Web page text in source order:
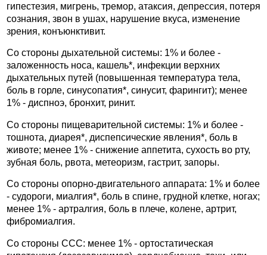
гипестезия, мигрень, тремор, атаксия, депрессия, потеря
сознания, звон в ушах, нарушение вкуса, изменение
зрения, конъюнктивит.
Со стороны дыхательной системы: 1% и более -
заложенность носа, кашель*, инфекции верхних
дыхательных путей (повышенная температура тела,
боль в горле, синусопатия*, синусит, фарингит); менее
1% - диспноэ, бронхит, ринит.
Со стороны пищеварительной системы: 1% и более -
тошнота, диарея*, диспепсические явления*, боль в
животе; менее 1% - снижение аппетита, сухость во рту,
зубная боль, рвота, метеоризм, гастрит, запоры.
Со стороны опорно-двигательного аппарата: 1% и более
- судороги, миалгия*, боль в спине, грудной клетке, ногах;
менее 1% - артралгия, боль в плече, колене, артрит,
фибромиалгия.
Со стороны ССС: менее 1% - ортостатическая